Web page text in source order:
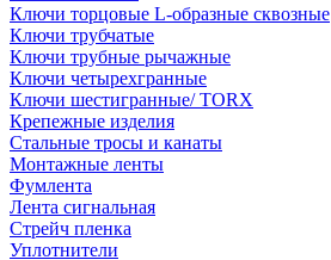
Ключи торцовые L-образные сквозные
Ключи трубчатые
Ключи трубные рычажные
Ключи четырехгранные
Ключи шестигранные/ TORX
Крепежные изделия
Стальные тросы и канаты
Монтажные ленты
Фумлента
Лента сигнальная
Стрейч пленка
Уплотнители